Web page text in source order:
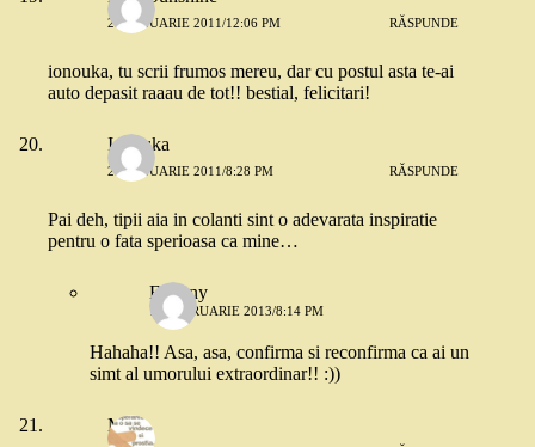
24 IANUARIE 2011/12:06 PM RĂSPUNDE
ionouka, tu scrii frumos mereu, dar cu postul asta te-ai
auto depasit raaau de tot!! bestial, felicitari!
Ionouka
24 IANUARIE 2011/8:28 PM RĂSPUNDE
Pai deh, tipii aia in colanti sint o adevarata inspiratie
pentru o fata sperioasa ca mine…
Eugeny
11 FEBRUARIE 2013/8:14 PM
Hahaha!! Asa, asa, confirma si reconfirma ca ai un
simt al umorului extraordinar!! :))
M.